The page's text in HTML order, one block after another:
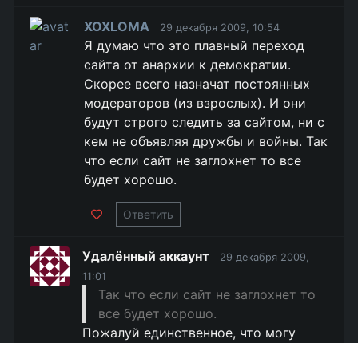
XOXLOMA 29 декабря 2009, 10:54
Я думаю что это плавный переход
сайта от анархии к демократии.
Скорее всего назначат постоянных
модераторов (из взрослых). И они
будут строго следить за сайтом, ни с
кем не объявляя дружбы и войны. Так
что если сайт не заглохнет то все
будет хорошо.
Ответить
Удалённый аккаунт
29 декабря 2009,
11:01
Так что если сайт не заглохнет то
все будет хорошо.
Пожалуй единственное, что могу